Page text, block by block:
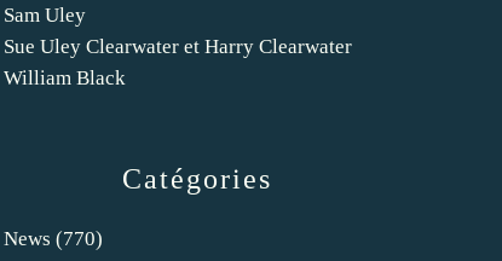
Catégories
News (770)
Sam Uley
Sue Uley Clearwater et Harry Clearwater
William Black